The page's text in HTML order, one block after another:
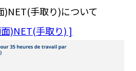
)NET(手取り)について
)NET(手取り) ]